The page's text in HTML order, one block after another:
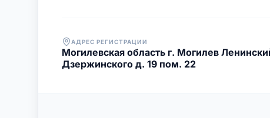
АДРЕС РЕГИСТРАЦИИ
Могилевская область г. Могилев
Дзержинского д. 19 пом. 22